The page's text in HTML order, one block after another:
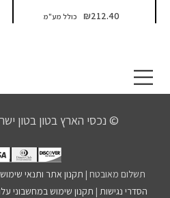
₪212.40
© נכסי הארץ בטון בטון
תשלום מאובטח | תקנון אתר ותנאי שימוש
הסדרי נגישות | תקנון שימוש במחשבוני